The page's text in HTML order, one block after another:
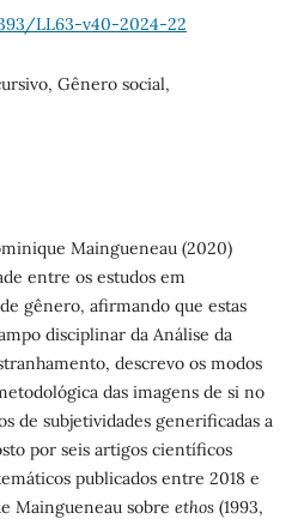
LL63-v40-2024-22
Gênero social,
Maingueneau (2020)
entre os estudos em
gênero, afirmando que estas
disciplinar da Análise da
descrevo os modos
das imagens de si no
de subjetividades generificadas a
por seis artigos científicos
publicados entre 2018 e
Maingueneau sobre ethos(1993,